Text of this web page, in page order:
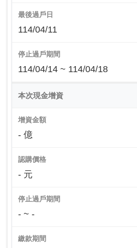
最後過戶日
114/04/11
停止過戶期間
114/04/14 ~ 114/04/18
本次現金增資
增資金額
- 億
認購價格
- 元
停止過戶期間
- ~ -
繳款期間